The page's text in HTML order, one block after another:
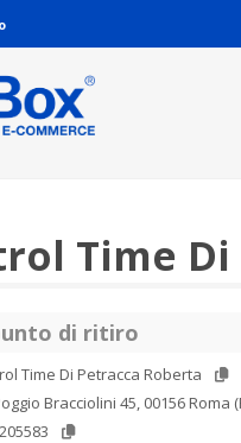
Time
di ritiro
Time Di Petracca Roberta
Bracciolini 45, 00156 Roma